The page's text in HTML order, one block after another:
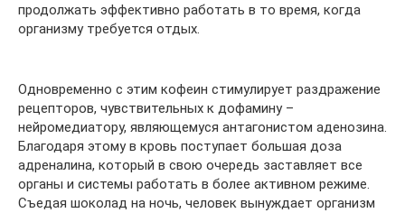
продолжать эффективно работать в то время, когда
организму требуется отдых.
Одновременно с этим кофеин стимулирует раздражение
рецепторов, чувствительных к дофамину –
нейромедиатору, являющемуся антагонистом аденозина.
Благодаря этому в кровь поступает большая доза
адреналина, который в свою очередь заставляет все
органы и системы работать в более активном режиме.
Съедая шоколад на ночь, человек вынуждает организм